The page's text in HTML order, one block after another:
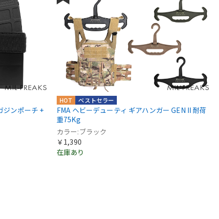
ンポーチ +
ベストセラー
HOT
FMA ヘビーデューティ ギアハンガー GEN II 耐荷
重75Kg
カラー:ブラック
￥1,390
在庫あり